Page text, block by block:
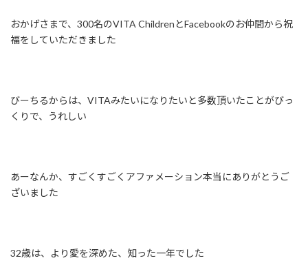
おかげさまで、300名のVITA ChildrenとFacebookのお仲間から祝
福をしていただきました
びーちるからは、VITAみたいになりたいと多数頂いたことがびっ
くりで、うれしい
あーなんか、すごくすごくアファメーション本当にありがとうご
ざいました
32歳は、より愛を深めた、知った一年でした